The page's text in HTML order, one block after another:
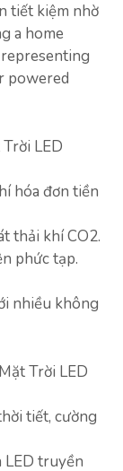
tiết kiệm nhờ
a home
powered
LED
hóa đơn tiền
thải khí CO2.
phức tạp.
nhiều không
Trời LED
tiết, cường
LED truyền